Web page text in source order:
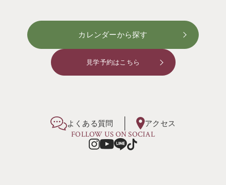
カレンダーから探す
見学予約はこちら
よくある質問 アクセス
FOLLOW US ON SOCIAL